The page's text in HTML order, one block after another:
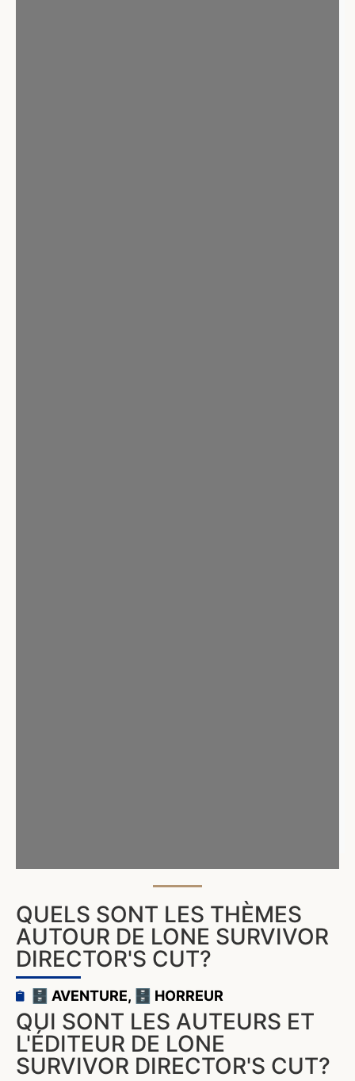
QUELS SONT LES THÈMES
AUTOUR DE LONE SURVIVOR
DIRECTOR'S CUT?
🗄️ AVENTURE, 🗄️ HORREUR
QUI SONT LES AUTEURS ET
L'ÉDITEUR DE LONE
SURVIVOR DIRECTOR'S CUT?